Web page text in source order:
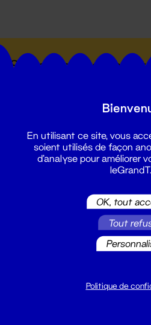
Suivez toutes les
Du lundi au vendredi 14h → 18h
En utilisant ce site, vous
soient utilisés de façon
d'analyse pour améliorer
OK, tout
Tout
Politique de